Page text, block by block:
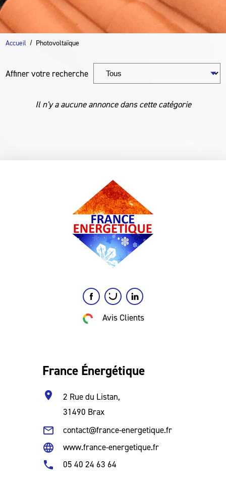
Accueil Photovoltaïque
Affiner votre recherche
Il n'y a aucune annonce dans cette catégorie
Avis Clients
France Énergétique
location_on
2 Rue du Listan,
31490 Brax
mail_outline contact@france-energetique.fr
language www.france-energetique.fr
phone 05 40 24 63 64